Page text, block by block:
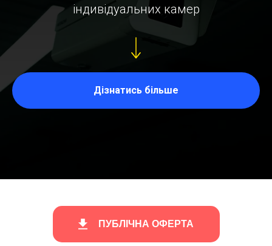
індивідуальних камер
Дізнатись більше
ПУБЛІЧНА ОФЕРТА